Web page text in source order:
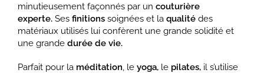
minutieusement façonnés par un couturière
experte. Ses finitions soignées et la qualité des
matériaux utilisés lui confèrent une grande solidité et
une grande durée de vie.
Parfait pour la méditation, le yoga, le pilates, il s’utilise